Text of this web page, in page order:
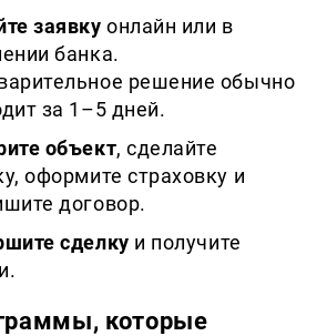
заявку онлайн или в
банка.
решение обычно
за 1–5 дней.
объект, сделайте
оформите страховку и
договор.
сделку и получите
которые